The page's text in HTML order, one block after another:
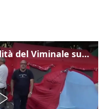
Gualtieri: "Responsabilità del Viminale su Spin Time? La posizione dei partiti è nota"